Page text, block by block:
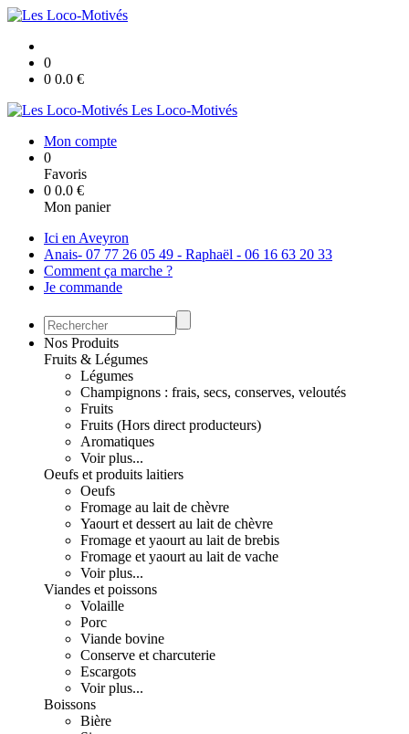
0
0 0.0 €
Les Loco-Motivés
Mon compte
0
Favoris
0 0.0 €
Mon panier
Ici en Aveyron
Anais- 07 77 26 05 49 - Raphaël - 06 16 63 20 33
Comment ça marche ?
Je commande
Nos Produits
Fruits & Légumes
Légumes
Champignons : frais, secs, conserves, veloutés
Fruits
Fruits (Hors direct producteurs)
Aromatiques
Voir plus...
Oeufs et produits laitiers
Oeufs
Fromage au lait de chèvre
Yaourt et dessert au lait de chèvre
Fromage et yaourt au lait de brebis
Fromage et yaourt au lait de vache
Voir plus...
Viandes et poissons
Volaille
Porc
Viande bovine
Conserve et charcuterie
Escargots
Voir plus...
Boissons
Bière